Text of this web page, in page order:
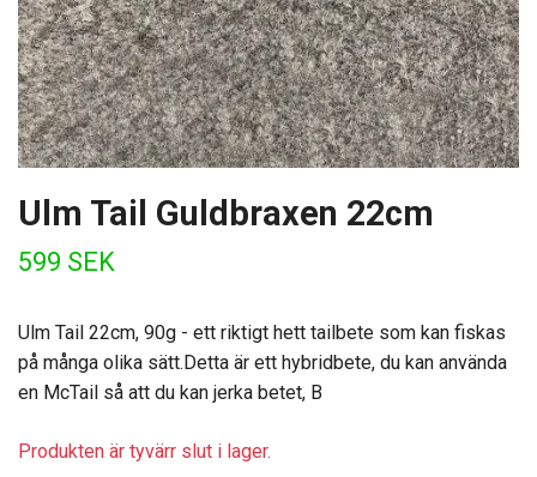
Ulm Tail Guldbraxen 22cm
599 SEK
Ulm Tail 22cm, 90g - ett riktigt hett tailbete som kan fiskas
på många olika sätt.Detta är ett hybridbete, du kan använda
en McTail så att du kan jerka betet, B
Produkten är tyvärr slut i lager.